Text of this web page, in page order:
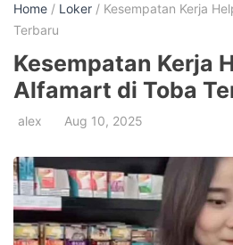
Home / Loker / Kesempatan Kerja
Terbaru
Kesempatan Kerja
Alfamart di Toba
alex Aug 10, 2025